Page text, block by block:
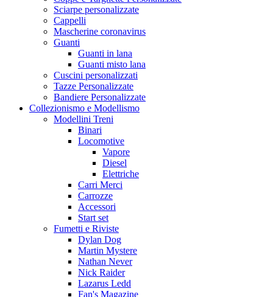
Sciarpe personalizzate
Cappelli
Mascherine coronavirus
Guanti
Guanti in lana
Guanti misto lana
Cuscini personalizzati
Tazze Personalizzate
Bandiere Personalizzate
Collezionismo e Modellismo
Modellini Treni
Binari
Locomotive
Vapore
Diesel
Elettriche
Carri Merci
Carrozze
Accessori
Start set
Fumetti e Riviste
Dylan Dog
Martin Mystere
Nathan Never
Nick Raider
Lazarus Ledd
Fan's Magazine